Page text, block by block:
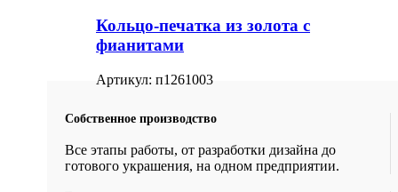
Кольцо-печатка из золота с
фианитами
Артикул: п1261003
Собственное производство
Все этапы работы, от разработки дизайна до
готового украшения, на одном предприятии.